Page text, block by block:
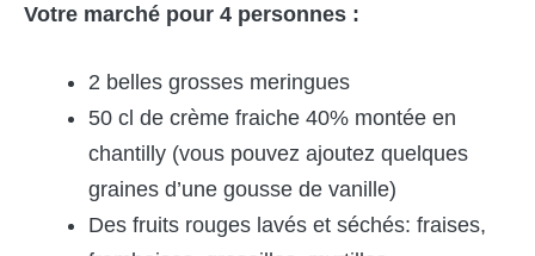
Votre marché pour 4 personnes :
2 belles grosses meringues
50 cl de crème fraiche 40% montée en
chantilly (vous pouvez ajoutez quelques
graines d’une gousse de vanille)
Des fruits rouges lavés et séchés: fraises,